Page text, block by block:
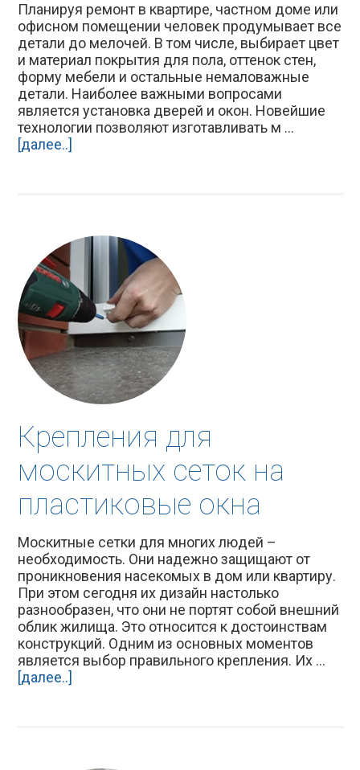
Планируя ремонт в квартире, частном доме или
офисном помещении человек продумывает все
детали до мелочей. В том числе, выбирает цвет
и материал покрытия для пола, оттенок стен,
форму мебели и остальные немаловажные
детали. Наиболее важными вопросами
является установка дверей и окон. Новейшие
технологии позволяют изготавливать м ...
[далее..]
Крепления для
москитных сеток на
пластиковые окна
Москитные сетки для многих людей –
необходимость. Они надежно защищают от
проникновения насекомых в дом или квартиру.
При этом сегодня их дизайн настолько
разнообразен, что они не портят собой внешний
облик жилища. Это относится к достоинствам
конструкций. Одним из основных моментов
является выбор правильного крепления. Их ...
[далее..]